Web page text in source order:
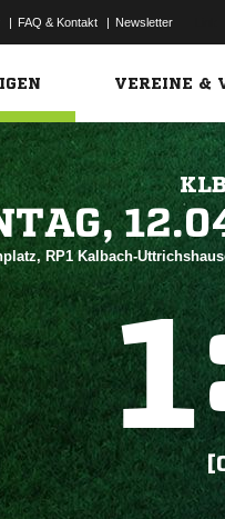
| FAQ & Kontakt | Newsletter
VEREINE &
RP1 Kalbach-
